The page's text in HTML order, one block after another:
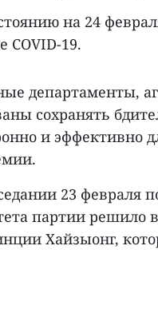
на 24
COVID-19.
департаменты,
сохранять
и эффективно
23 февраля
партии решило
Хайзыонг,